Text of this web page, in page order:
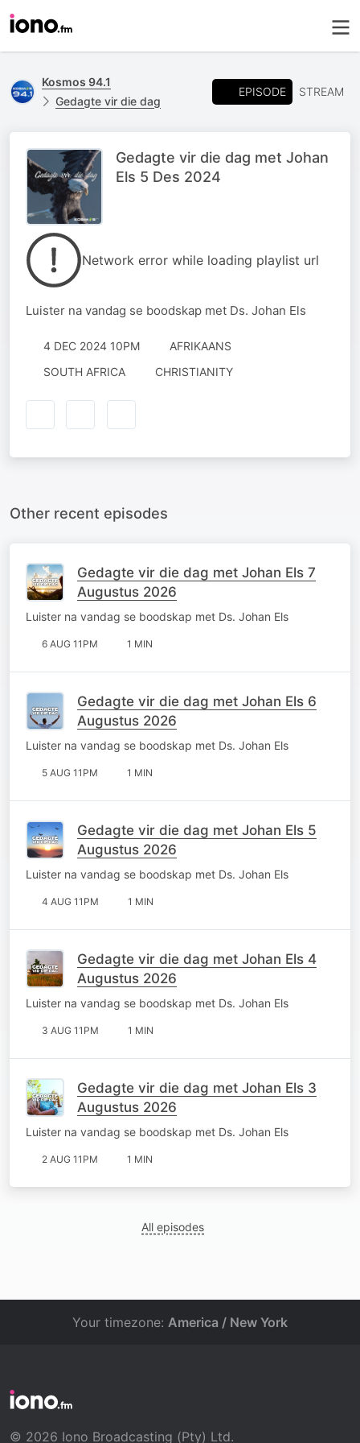
Kosmos 94.1
Gedagte vir die dag
EPISODE STREAM
Gedagte vir die dag met Johan
Els 5 Des 2024
Network error while loading playlist url
Luister na vandag se boodskap met Ds. Johan Els
4 DEC 2024 10PM
AFRIKAANS
SOUTH AFRICA
CHRISTIANITY
Other recent episodes
Gedagte vir die dag met Johan Els 7
Augustus 2026
Luister na vandag se boodskap met Ds. Johan Els
6 AUG 11PM 1 MIN
Gedagte vir die dag met Johan Els 6
Augustus 2026
Luister na vandag se boodskap met Ds. Johan Els
5 AUG 11PM 1 MIN
Gedagte vir die dag met Johan Els 5
Augustus 2026
Luister na vandag se boodskap met Ds. Johan Els
4 AUG 11PM 1 MIN
Gedagte vir die dag met Johan Els 4
Augustus 2026
Luister na vandag se boodskap met Ds. Johan Els
3 AUG 11PM 1 MIN
Gedagte vir die dag met Johan Els 3
Augustus 2026
Luister na vandag se boodskap met Ds. Johan Els
2 AUG 11PM 1 MIN
All episodes
Your timezone: America / New York
© 2026 Iono Broadcasting (Pty) Ltd.